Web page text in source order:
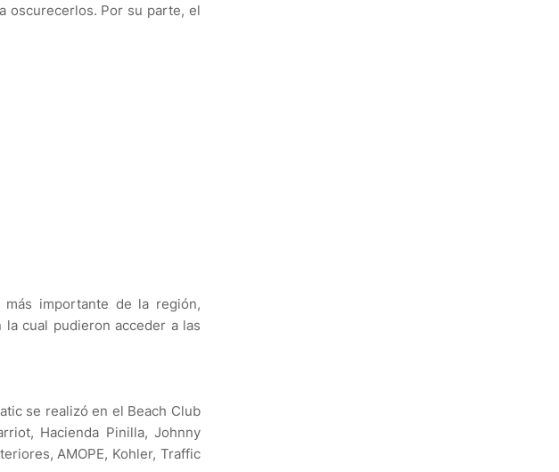
oscurecerlos. Por su parte, el
importante de la región,
cual pudieron acceder a las
se realizó en el Beach Club
Hacienda Pinilla, Johnny
AMOPE, Kohler, Traffic